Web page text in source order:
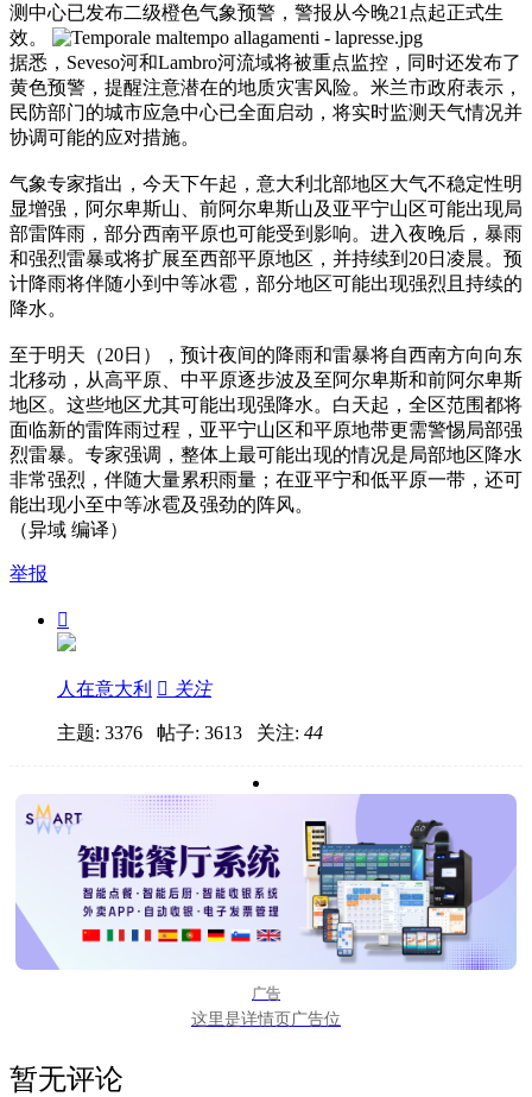
测中心已发布二级橙色气象预警，警报从今晚21点起正式生
效。
据悉，Seveso河和Lambro河流域将被重点监控，同时还发布了
黄色预警，提醒注意潜在的地质灾害风险。米兰市政府表示，
民防部门的城市应急中心已全面启动，将实时监测天气情况并
协调可能的应对措施。
气象专家指出，今天下午起，意大利北部地区大气不稳定性明
显增强，阿尔卑斯山、前阿尔卑斯山及亚平宁山区可能出现局
部雷阵雨，部分西南平原也可能受到影响。进入夜晚后，暴雨
和强烈雷暴或将扩展至西部平原地区，并持续到20日凌晨。预
计降雨将伴随小到中等冰雹，部分地区可能出现强烈且持续的
降水。
至于明天（20日），预计夜间的降雨和雷暴将自西南方向向东
北移动，从高平原、中平原逐步波及至阿尔卑斯和前阿尔卑斯
地区。这些地区尤其可能出现强降水。白天起，全区范围都将
面临新的雷阵雨过程，亚平宁山区和平原地带更需警惕局部强
烈雷暴。专家强调，整体上最可能出现的情况是局部地区降水
非常强烈，伴随大量累积雨量；在亚平宁和低平原一带，还可
能出现小至中等冰雹及强劲的阵风。
（异域 编译）
举报

人在意大利  关注
主题: 3376 帖子: 3613 关注: 44
广告
这里是详情页广告位
暂无评论